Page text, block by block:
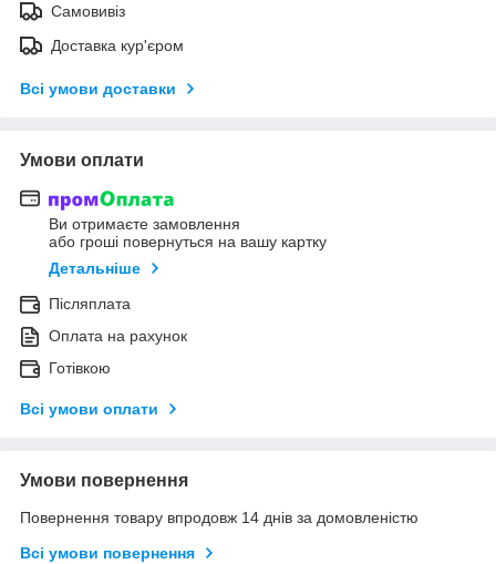
Самовивіз
Доставка кур'єром
Всі умови доставки
Умови оплати
Ви отримаєте замовлення
або гроші повернуться на вашу картку
Детальніше
Післяплата
Оплата на рахунок
Готівкою
Всі умови оплати
Умови повернення
Повернення товару впродовж 14 днів за домовленістю
Всі умови повернення